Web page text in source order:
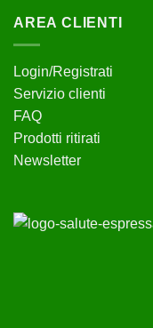
AREA CLIENTI
Login/Registrati
Servizio clienti
FAQ
Prodotti ritirati
Newsletter